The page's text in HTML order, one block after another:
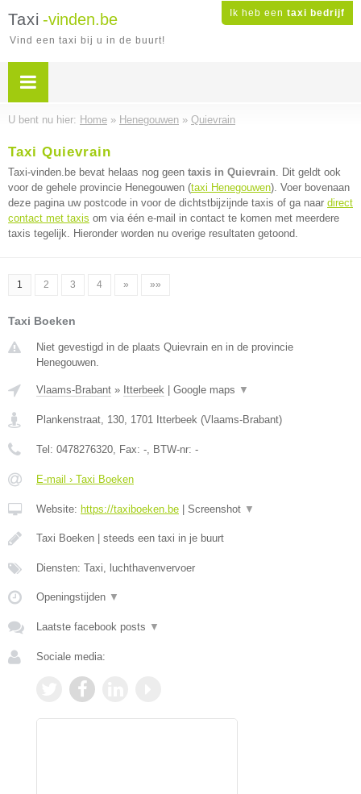
Ik heb een taxi bedrijf
Taxi -vinden.be
Vind een taxi bij u in de buurt!
U bent nu hier: Home » Henegouwen » Quievrain
Taxi Quievrain
Taxi-vinden.be bevat helaas nog geen taxis in Quievrain. Dit geldt ook
voor de gehele provincie Henegouwen (taxi Henegouwen). Voer bovenaan
deze pagina uw postcode in voor de dichtstbijzijnde taxis of ga naar direct
contact met taxis om via één e-mail in contact te komen met meerdere
taxis tegelijk. Hieronder worden nu overige resultaten getoond.
1 2 3 4 » »»
Taxi Boeken
Niet gevestigd in de plaats Quievrain en in de provincie
Henegouwen.
Vlaams-Brabant » Itterbeek Google maps ▼
Plankenstraat, 130, 1701 Itterbeek (Vlaams-Brabant)
Tel: 0478276320, Fax: -, BTW-nr: -
E-mail › Taxi Boeken
Website: https://taxiboeken.be Screenshot ▼
Taxi Boeken | steeds een taxi in je buurt
Diensten: Taxi, luchthavenvervoer
Openingstijden ▼
Laatste facebook posts ▼
Sociale media: